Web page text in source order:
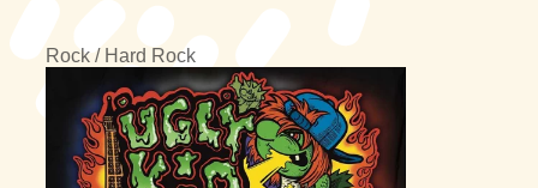
Rock / Hard Rock